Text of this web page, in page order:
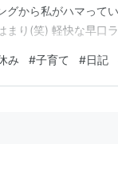
グから私がハマって
まり(笑) 軽快な早口
るのかな？？ なんだ
み #子育て #日記